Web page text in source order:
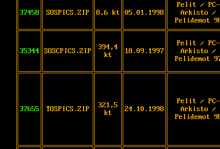
37458 SOSPICS.ZIP 8,6 kt 05.01.1998
Pelit / PC-
Arkisto /
Pelidemot
35344 SOSCPICS.ZIP
394,4
kt
18.09.1997
Pelit / PC-
Arkisto /
Pelidemot
37655 TOSPICS.ZIP
321,5
kt
24.10.1998
Pelit / PC-
Arkisto /
Pelidemot